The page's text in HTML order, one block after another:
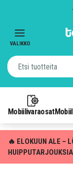
VALIKKO
Mobiilivaraosat
🔥 ELOKUUN ALE –
HUIPPUTARJOUKSIA